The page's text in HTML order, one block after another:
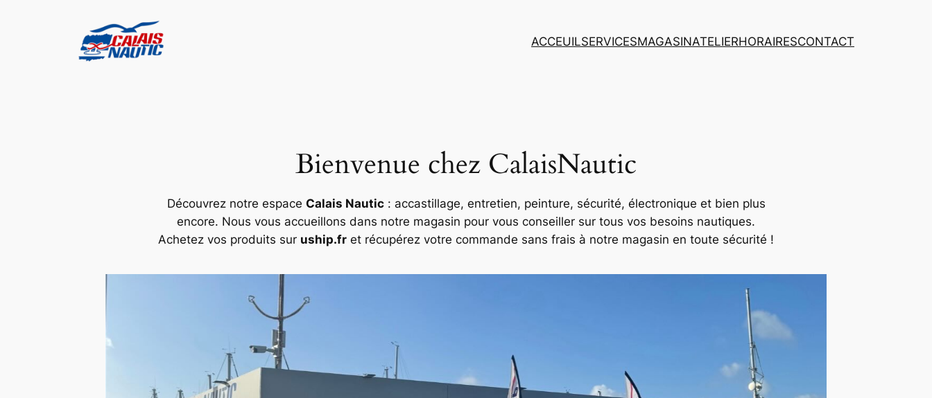
ACCEUILSERVICESMAGASINATELIERHORAIRESCONTACT
Bienvenue chez CalaisNautic
Découvrez notre espace Calais Nautic: accastillage, entretien, peinture, sécurité, électronique et bien plus
encore. Nous vous accueillons dans notre magasin pour vous conseiller sur tous vos besoins nautiques.
Achetez vos produits sur uship.fr et récupérez votre commande sans frais à notre magasin en toute sécurité !